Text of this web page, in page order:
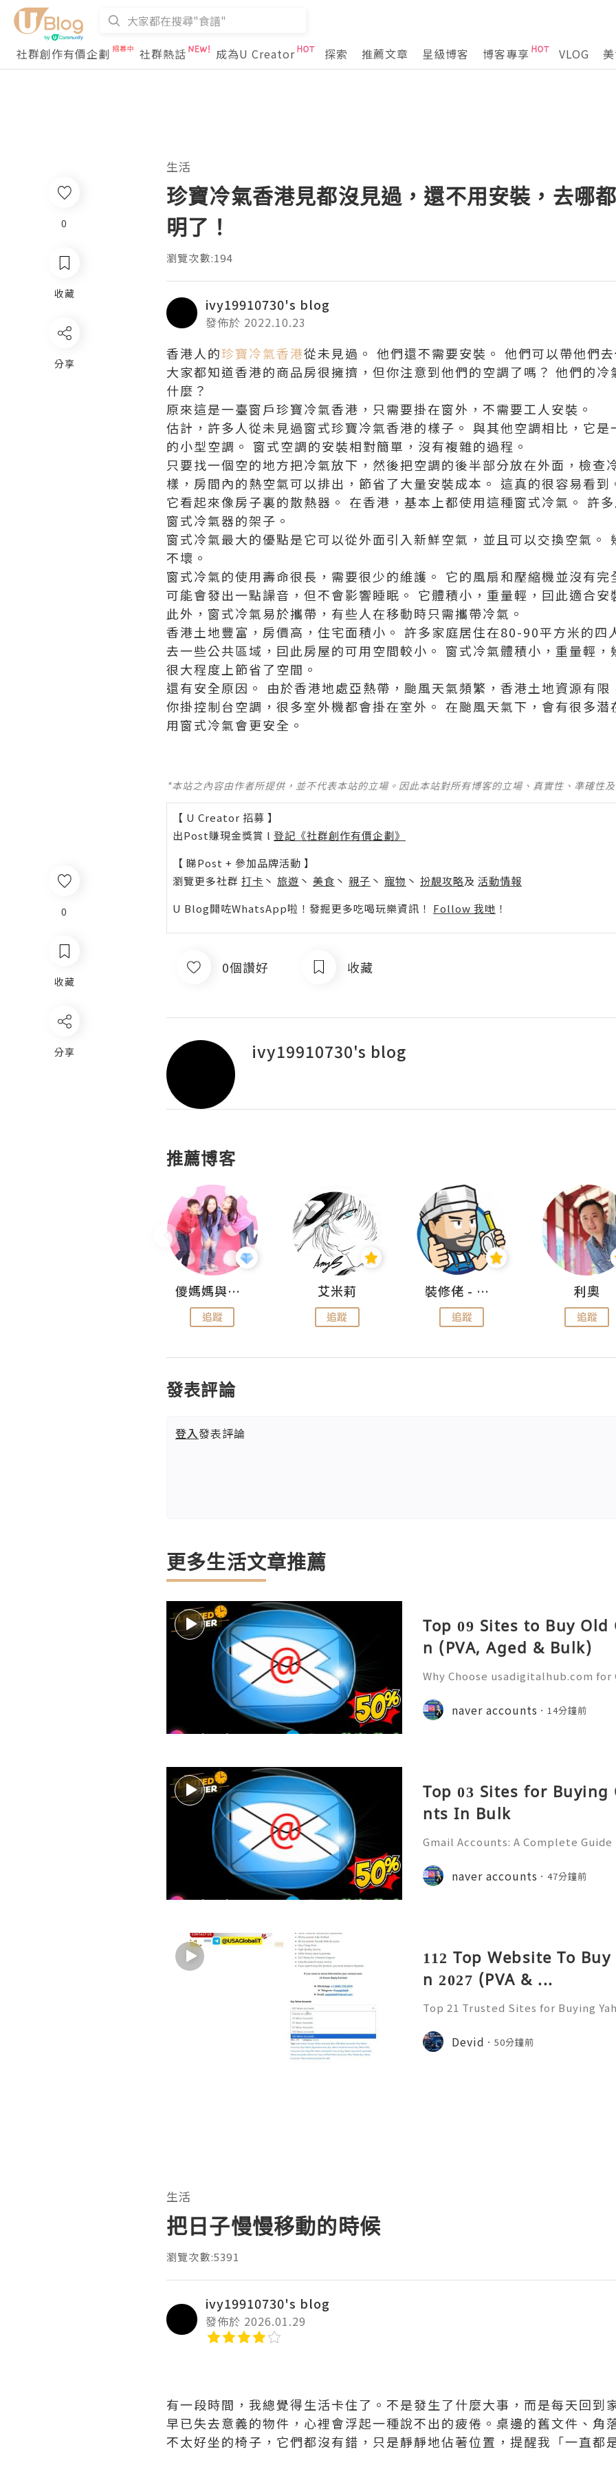
社群創作有價企劃 社群熱話 成為U Creator 探索 推薦文章 星級博客 博客專享 VLOG
0
收藏
分享
生活
珍寶冷氣香港見都沒見過，還不用安裝，去哪
明了！
瀏覽次數:194
ivy19910730's blog
發佈於 2022.10.23
香港人的珍寶冷氣香港從未見過。 他們還不需要安裝。 他們可以帶他們
大家都知道香港的商品房很擁擠，但你注意到他們的空調了嗎？ 他們的
什麼？
原來這是一臺窗戶珍寶冷氣香港，只需要掛在窗外，不需要工人安裝。
估計，許多人從未見過窗式珍寶冷氣香港的樣子。 與其他空調相比，它
的小型空調。 窗式空調的安裝相對簡單，沒有複雜的過程。
只要找一個空的地方把冷氣放下，然後把空調的後半部分放在外面，檢查
樣，房間內的熱空氣可以排出，節省了大量安裝成本。 這真的很容易看到
它看起來像房子裏的散熱器。 在香港，基本上都使用這種窗式冷氣。 許
窗式冷氣器的架子。
窗式冷氣最大的優點是它可以從外面引入新鮮空氣，並且可以交換空氣。
不壞。
窗式冷氣的使用壽命很長，需要很少的維護。 它的風扇和壓縮機並沒有
可能會發出一點譟音，但不會影響睡眠。 它體積小，重量輕，囙此適合
此外，窗式冷氣易於攜帶，有些人在移動時只需攜帶冷氣。
香港土地豐富，房價高，住宅面積小。 許多家庭居住在80-90平方米的四
去一些公共區域，囙此房屋的可用空間較小。 窗式冷氣體積小，重量輕
很大程度上節省了空間。
還有安全原因。 由於香港地處亞熱帶，颱風天氣頻繁，香港土地資源有
你掛控制台空調，很多室外機都會掛在室外。 在颱風天氣下，會有很多
用窗式冷氣會更安全。
*本站之內容由作者所提供，並不代表本站的立場。因此本站對所有博客的立場、真實性、準確性
【 U Creator 招募 】
出Post賺現金獎賞 l 登記《社群創作有價企劃》
【 睇Post + 參加品牌活動 】
瀏覽更多社群 打卡 丶 旅遊 丶 美食 丶 親子 丶 寵物 丶 扮靚攻略及 活動情報
U Blog開咗WhatsApp啦！發掘更多吃喝玩樂資訊！ Follow 我哋 ！
0個讚好 收藏
ivy19910730's blog
推薦博客
儍媽媽與兩隻小魔怪之家
追蹤
艾米莉
追蹤
裝修佬 - 香港一站式網上裝修平台
追蹤
利奧
追蹤
發表評論
登入發表評論
更多生活文章推薦
Top 09 Sites to Buy
n (PVA, Aged & Bulk)
Why Choose usadigitalhub.com for
hatsApp :+1 (506) 541-7768
talhub 💫💎💲💫🌐✨💎Discord:
naver accounts 14分鐘前
Top 03 Sites for
nts In Bulk
Gmail Accounts: A Complete
💎Fast & Reliable 24/7 Customer
sApp :+1 (506) 541-7768
naver accounts 47分鐘前
112 Top Website To
n 2027 (PVA & ...
Top 21 Trusted Sites for Buying
➤ Email: usaglobalit@gmail.com
Devid 50分鐘前
0
收藏
分享
生活
把日子慢慢移動的時候
瀏覽次數:5391
ivy19910730's blog
發佈於 2026.01.29
有一段時間，我總覺得生活卡住了。不是發生了什麼大事，而是每天回到
早已失去意義的物件，心裡會浮起一種說不出的疲倦。桌邊的舊文件、角
不太好坐的椅子，它們都沒有錯，只是靜靜地佔著位置，提醒我「一直都